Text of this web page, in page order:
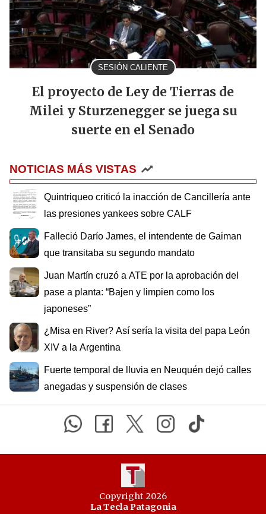
SESIÓN CALIENTE
El proyecto de Ley de Tierras de
Milei y Sturzenegger se juega su
suerte en el Senado
NOTICIAS MÁS VISTAS
Quintriqueo criticó la inacción de Cancillería ante
las presiones yankees sobre CALF
Falleció Darío James, el intendente de Gaiman
que transitaba su segundo mandato
Juan Martín cruzó a ATE por la aprobación del
pase a planta: “Bajen y limpien como los
japoneses”
¿Misa en River? Así sería la visita del papa León
XIV a la Argentina
Fuerte temporal de lluvia en Neuquén dejó calles
anegadas y suspensión de clases
Copyright 2026
La Tecla Patagonia